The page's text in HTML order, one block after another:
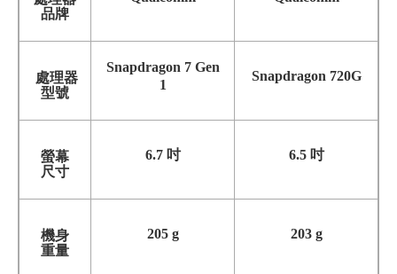
品牌
處理器
型號
Snapdragon 7 Gen
1
Snapdragon 720G
螢幕
尺寸
6.7 吋 6.5 吋
機身
重量
205 g 203 g